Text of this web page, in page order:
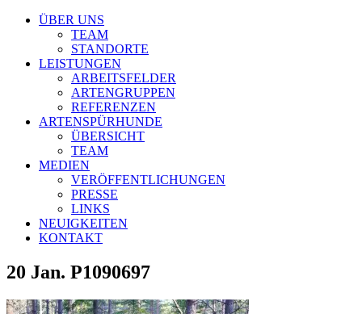
ÜBER UNS
TEAM
STANDORTE
LEISTUNGEN
ARBEITSFELDER
ARTENGRUPPEN
REFERENZEN
ARTENSPÜRHUNDE
ÜBERSICHT
TEAM
MEDIEN
VERÖFFENTLICHUNGEN
PRESSE
LINKS
NEUIGKEITEN
KONTAKT
20 Jan. P1090697